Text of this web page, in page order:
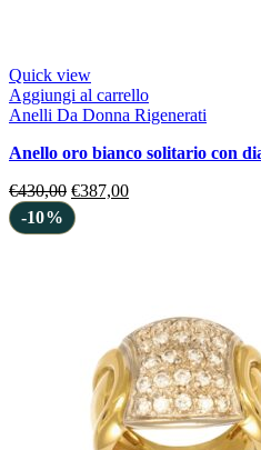
Quick view
Aggiungi al carrello
Anelli Da Donna Rigenerati
anello oro bianco solitario con
€430,00 €387,00
-10%